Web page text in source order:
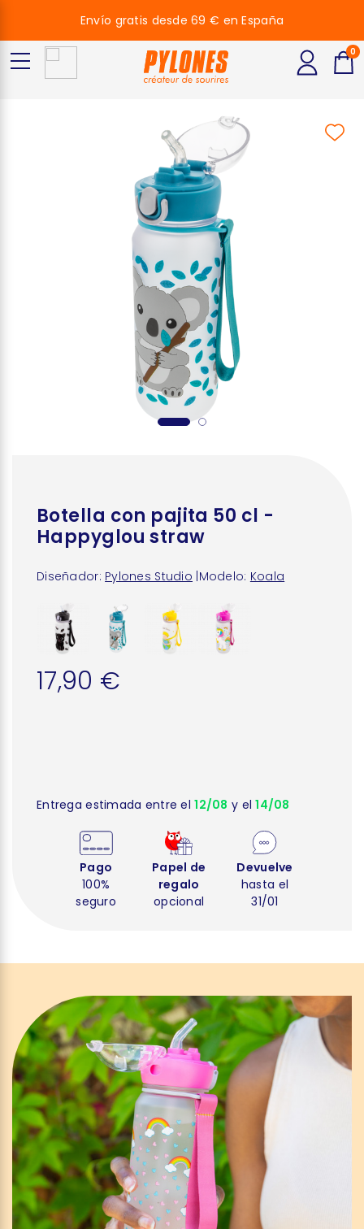
Botella con pajita 50 cl -
Happyglou straw
Diseñador: Pylones Studio Modelo: Koala
17,90 €
Entrega estimada entre el12/08 y el14/08
Pago
100%
seguro
Papel de
regalo
opcional
Devuelve
hasta el
31/01
Envío gratis desde 69 € en España
0